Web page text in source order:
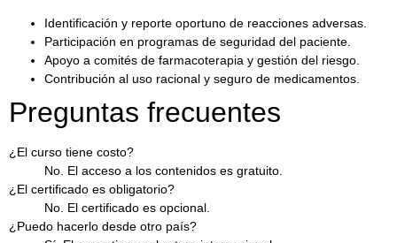
Identificación y reporte oportuno de reacciones adversas.
Participación en programas de seguridad del paciente.
Apoyo a comités de farmacoterapia y gestión del riesgo.
Contribución al uso racional y seguro de medicamentos.
Preguntas frecuentes
¿El curso tiene costo?
No. El acceso a los contenidos es gratuito.
¿El certificado es obligatorio?
No. El certificado es opcional.
¿Puedo hacerlo desde otro país?